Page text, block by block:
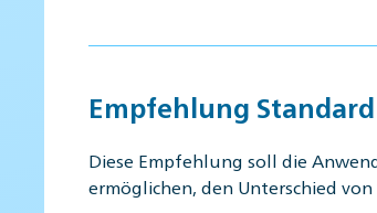
Empfehlung Standard
Diese Empfehlung soll die
ermöglichen, den Unterschied